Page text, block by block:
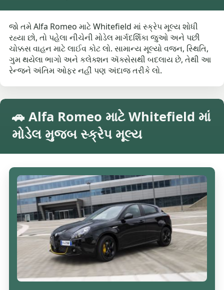
જો તમે Alfa Romeo માટે Whitefield માં સ્ક્રેપ મૂલ્ય શોધી
રહ્યા છો, તો પહેલા નીચેની મોડેલ માર્ગદર્શિકા જુઓ અને પછી
ચોક્કસ વાહન માટે લાઈવ કોટ લો. સામાન્ય મૂલ્યો વજન, સ્થિતિ,
ગુમ થયેલા ભાગો અને કલેક્શન ઍક્સેસથી બદલાય છે, તેથી આ
રેન્જને અંતિમ ઓફર નહીં પણ અંદાજ તરીકે લો.
🚗 Alfa Romeo માટે Whitefield માં
મોડેલ મુજબ સ્ક્રેપ મૂલ્ય